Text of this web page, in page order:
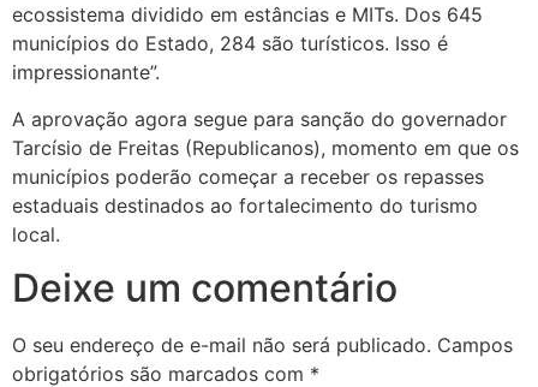
ecossistema dividido em estâncias e MITs. Dos 645
municípios do Estado, 284 são turísticos. Isso é
impressionante”.
A aprovação agora segue para sanção do governador
Tarcísio de Freitas (Republicanos), momento em que os
municípios poderão começar a receber os repasses
estaduais destinados ao fortalecimento do turismo
local.
Deixe um comentário
O seu endereço de e-mail não será publicado. Campos
obrigatórios são marcados com *